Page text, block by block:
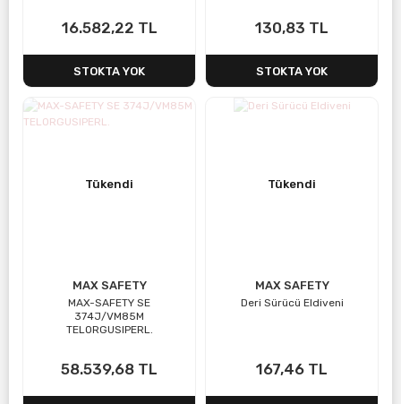
16.582,22 TL
STOKTA YOK
130,83 TL
STOKTA YOK
Tükendi
MAX SAFETY
MAX-SAFETY SE
374J/VM85M
TELORGUSIPERL.
58.539,68 TL
Tükendi
MAX SAFETY
Deri Sürücü Eldiveni
167,46 TL